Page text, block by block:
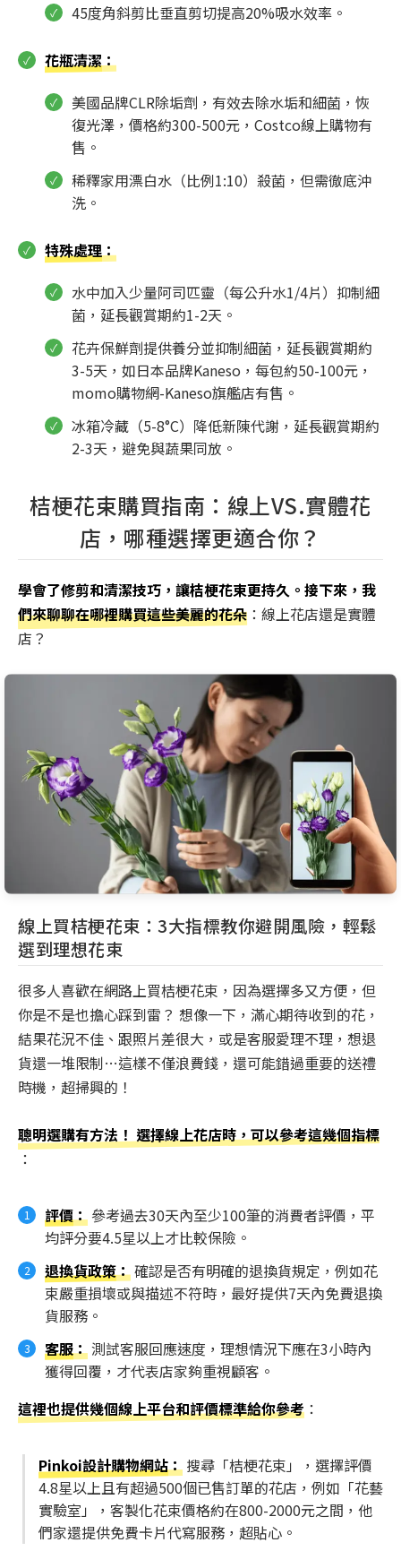
45度角斜剪比垂直剪切提高20%吸水效率。
花瓶清潔：
美國品牌CLR除垢劑，有效去除水垢和細菌，恢
復光澤，價格約300-500元，Costco線上購物有
售。
稀釋家用漂白水（比例1:10）殺菌，但需徹底沖
洗。
特殊處理：
水中加入少量阿司匹靈（每公升水1/4片）抑制細
菌，延長觀賞期約1-2天。
花卉保鮮劑提供養分並抑制細菌，延長觀賞期約
3-5天，如日本品牌Kaneso，每包約50-100元，
momo購物網-Kaneso旗艦店有售。
冰箱冷藏（5-8°C）降低新陳代謝，延長觀賞期約
2-3天，避免與蔬果同放。
桔梗花束購買指南：線上VS.實體花
店，哪種選擇更適合你？
學會了修剪和清潔技巧，讓桔梗花束更持久。接下來，我
們來聊聊在哪裡購買這些美麗的花朵 ：線上花店還是實體
店？
線上買桔梗花束：3大指標教你避開風險，輕鬆
選到理想花束
很多人喜歡在網路上買桔梗花束，因為選擇多又方便，但
你是不是也擔心踩到雷？ 想像一下，滿心期待收到的花，
結果花況不佳、跟照片差很大，或是客服愛理不理，想退
貨還一堆限制…這樣不僅浪費錢，還可能錯過重要的送禮
時機，超掃興的！
聰明選購有方法！ 選擇線上花店時，可以參考這幾個指標
：
評價： 參考過去30天內至少100筆的消費者評價，平
均評分要4.5星以上才比較保險。
退換貨政策：確認是否有明確的退換貨規定，例如花
束嚴重損壞或與描述不符時，最好提供7天內免費退換
貨服務。
客服：測試客服回應速度，理想情況下應在3小時內
獲得回覆，才代表店家夠重視顧客。
這裡也提供幾個線上平台和評價標準給你參考 ：
Pinkoi設計購物網站： 搜尋「桔梗花束」，選擇評價
4.8星以上且有超過500個已售訂單的花店，例如「花藝
實驗室」，客製化花束價格約在800-2000元之間，他
們家還提供免費卡片代寫服務，超貼心。